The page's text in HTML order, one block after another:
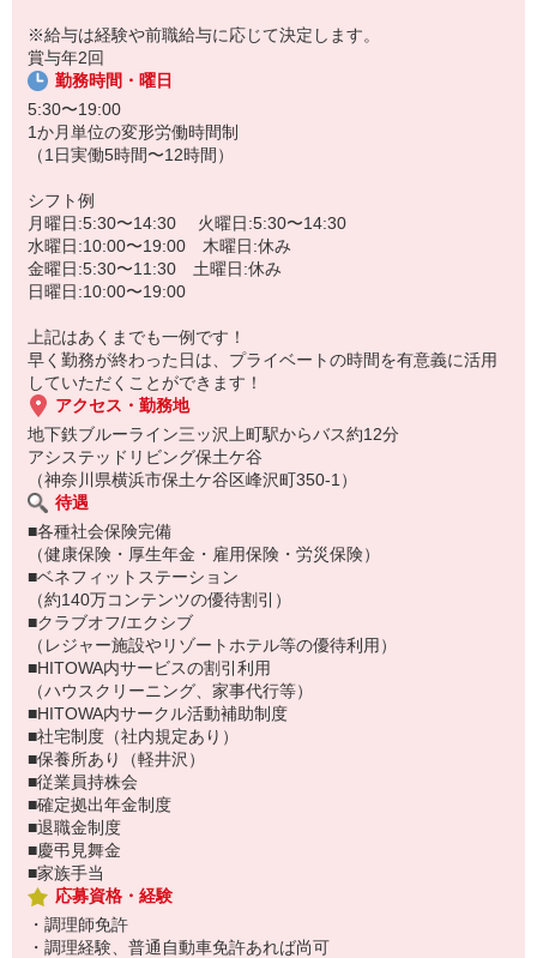
※給与は経験や前職給与に応じて決定します。
賞与年2回
勤務時間・曜日
5:30〜19:00
1か月単位の変形労働時間制
（1日実働5時間〜12時間）
シフト例
月曜日:5:30〜14:30 火曜日:5:30〜14:30
水曜日:10:00〜19:00 木曜日:休み
金曜日:5:30〜11:30 土曜日:休み
日曜日:10:00〜19:00
上記はあくまでも一例です！
早く勤務が終わった日は、プライベートの時間を有意義に活用
していただくことができます！
アクセス・勤務地
地下鉄ブルーライン三ッ沢上町駅からバス約12分
アシステッドリビング保土ケ谷
（神奈川県横浜市保土ケ谷区峰沢町350-1）
待遇
■各種社会保険完備
（健康保険・厚生年金・雇用保険・労災保険）
■ベネフィットステーション
（約140万コンテンツの優待割引）
■クラブオフ/エクシブ
（レジャー施設やリゾートホテル等の優待利用）
■HITOWA内サービスの割引利用
（ハウスクリーニング、家事代行等）
■HITOWA内サークル活動補助制度
■社宅制度（社内規定あり）
■保養所あり（軽井沢）
■従業員持株会
■確定拠出年金制度
■退職金制度
■慶弔見舞金
■家族手当
応募資格・経験
・調理師免許
・調理経験、普通自動車免許あれば尚可